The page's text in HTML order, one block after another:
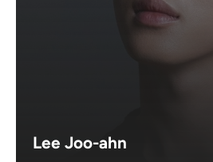
Lee Joo-ahn